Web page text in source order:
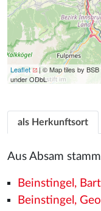
Leaflet
| © Map tiles by BSB
under ODbL
als Herkunftsort
Aus Absam
Beinstingel,
Beinstingel,